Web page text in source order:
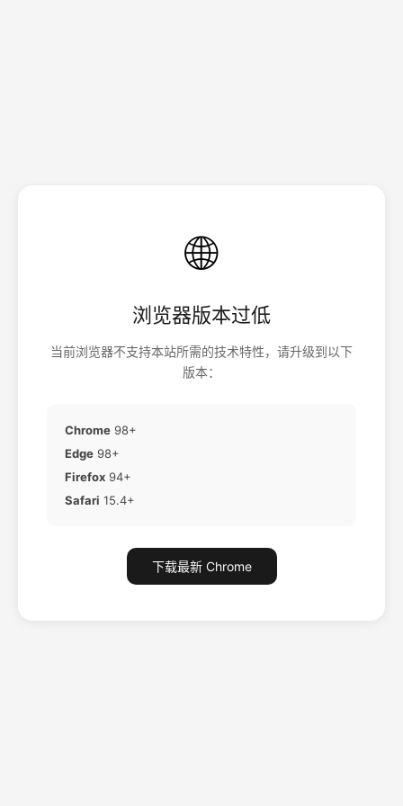
🌐
浏览器版本过低
当前浏览器不支持本站所需的技术特性，请升级到以下
版本：
Chrome 98+
Edge 98+
Firefox 94+
Safari 15.4+
下载最新 Chrome